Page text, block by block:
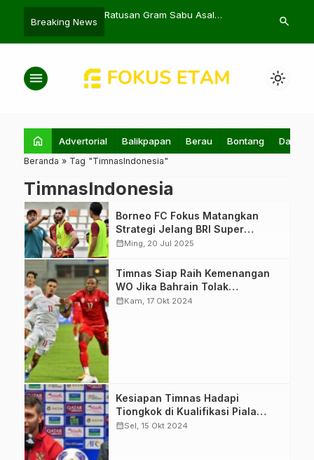
Breaking News
Aktivitasnya
Ratusan Gram Sabu Asal
Nunukan
Pentingnya
search
menu light_mode
home Advertorial Balikpapan Berau Bontang Daerah
Beranda » Tag "TimnasIndonesia"
TimnasIndonesia
Borneo FC Fokus Matangkan
Strategi Jelang BRI Super
League
calendar_monthMing, 20 Jul 2025
Pemain Timmas
Indonesia Ragnar
Oratmangoen
beradu fisik
dengan pemain
Bahrain saat
mengejar bola.
(Foto: PSSI)
Timnas Siap Raih Kemenangan
WO Jika Bahrain Tolak
Bertanding
calendar_monthKam, 17 Okt 2024
Kiper Timnas
Marteen Paes
bersama Pelatih
Shin Tae-yong
menyatakan siap
Kesiapan Timnas Hadapi
Tiongkok di Kualifikasi Piala
Dunia
calendar_monthSel, 15 Okt 2024